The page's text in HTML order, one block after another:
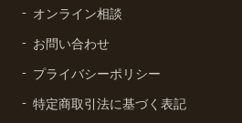
オンライン相談
お問い合わせ
プライバシーポリシー
特定商取引法に基づく表記